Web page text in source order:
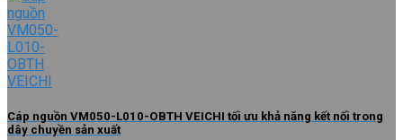
Cáp nguồn VM050-L010-OBTH VEICHI tối ưu khả năng kết nối trong
dây chuyền sản xuất